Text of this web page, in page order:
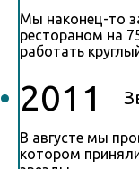
Мы наконец-то
рестораном на
работать
2011
В августе мы
котором